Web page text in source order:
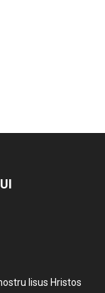
Iisus Hristos